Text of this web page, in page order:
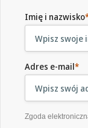
Imię i nazwisko
Adres e-mail*
Zgoda